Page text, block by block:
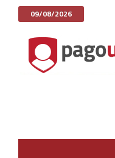
09/08/2026